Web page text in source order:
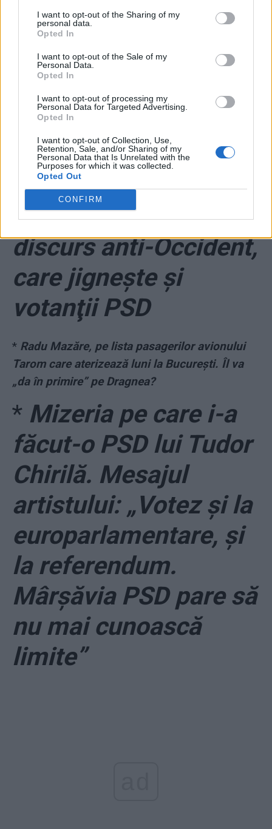
I want to opt-out of the Sharing of my
personal data.
Opted In
I want to opt-out of the Sale of my
Personal Data.
Opted In
I want to opt-out of processing my
Personal Data for Targeted Advertising.
Opted In
I want to opt-out of Collection, Use,
Retention, Sale, and/or Sharing of my
Personal Data that Is Unrelated with the
Purposes for which it was collected.
Opted Out
CONFIRM
*Dragnea pariază tot
pe prostie. Un nou
discurs anti-Occident,
care jigneşte şi
votanţii PSD
* Radu Mazăre, pe lista pasagerilor avionului
Tarom care aterizează luni la Bucureşti. Îl va
„da în primire” pe Dragnea?
* Mizeria pe care i-a
făcut-o PSD lui Tudor
Chirilă. Mesajul
artistului: „Votez și la
europarlamentare, și
la referendum.
Mârșăvia PSD pare să
nu mai cunoască
limite”